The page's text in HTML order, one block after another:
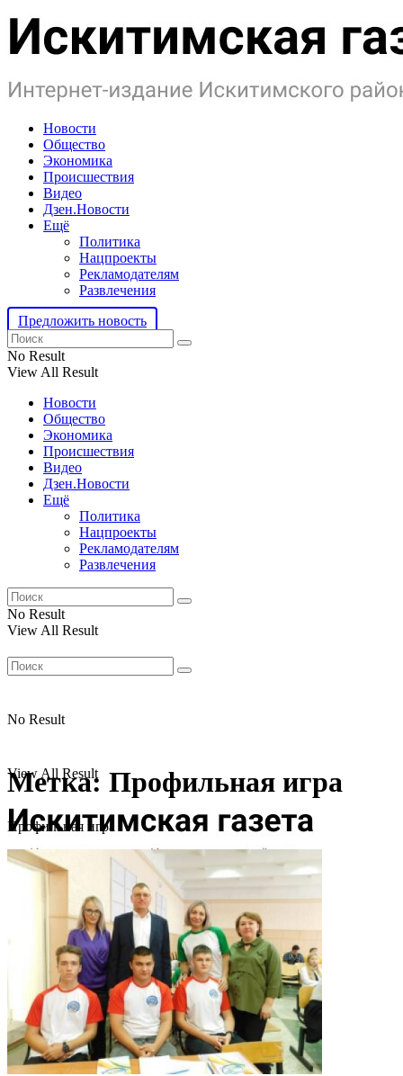
Новости
Общество
Экономика
Происшествия
Видео
Дзен.Новости
Ещё
Политика
Нацпроекты
Рекламодателям
Развлечения
Предложить новость
No Result
View All Result
Новости
Общество
Экономика
Происшествия
Видео
Дзен.Новости
Ещё
Политика
Нацпроекты
Рекламодателям
Развлечения
No Result
View All Result
No Result
View All Result
Метка: Профильная игра
Профильная игра